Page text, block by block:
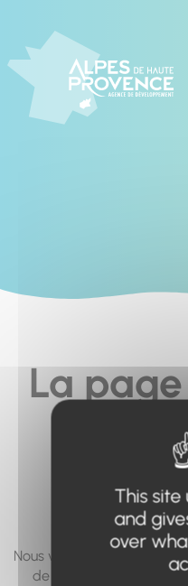
La
vous
Nous vous invitons à
de page, ou à utiliser le
This site
and
over